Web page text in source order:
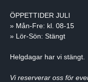
ÖPPETTIDER JULI
» Mån-Fre: kl. 08-15
» Lör-Sön: Stängt
Helgdagar har vi stängt.
Vi reserverar oss för